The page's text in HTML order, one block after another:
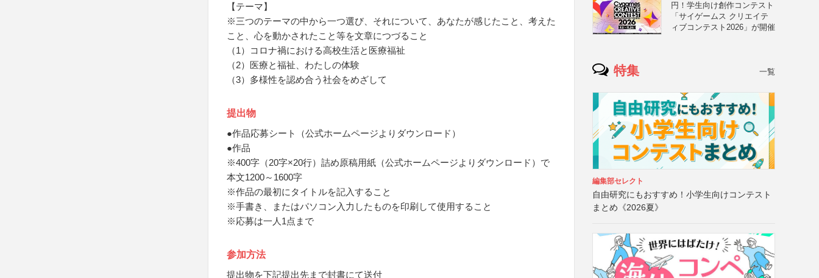
【テーマ】
※三つのテーマの中から一つ選び、それについて、あなたが感じたこと、考えた
こと、心を動かされたこと等を文章につづること
（1）コロナ禍における高校生活と医療福祉
（2）医療と福祉、わたしの体験
（3）多様性を認め合う社会をめざして
提出物
●作品応募シート（公式ホームページよりダウンロード）
●作品
※400字（20字×20行）詰め原稿用紙（公式ホームページよりダウンロード）で
本文1200～1600字
※作品の最初にタイトルを記入すること
※手書き、またはパソコン入力したものを印刷して使用すること
※応募は一人1点まで
参加方法
提出物を下記提出先まで封書にて送付
円！学生向け創作コンテスト
「サイゲームス クリエイテ
ィブコンテスト2026」が開催
特集 一覧
編集部セレクト
自由研究にもおすすめ！小学生向けコンテスト
まとめ《2026夏》